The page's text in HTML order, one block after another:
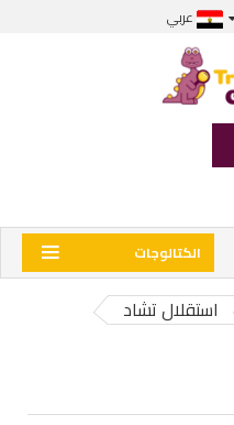
عربي
الكتالوجات
استقلال تشاد